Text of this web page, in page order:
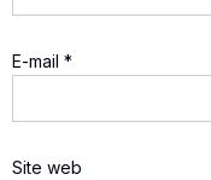
E-mail *
Site web